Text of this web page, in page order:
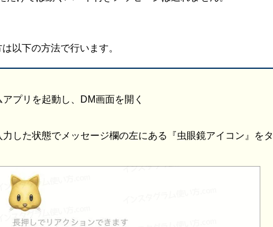
以下の方法で行います。
プリを起動し、DM画面を開く
力した状態でメッセージ欄の左にある『虫眼鏡アイコン』をタ